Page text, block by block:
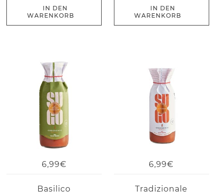
IN DEN
WARENKORB
IN DEN
WARENKORB
6,99€
Basilico
6,99€
Tradizionale